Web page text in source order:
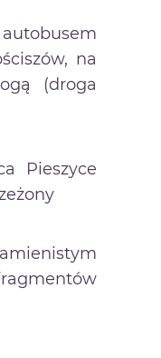
na
(droga
Pieszyce